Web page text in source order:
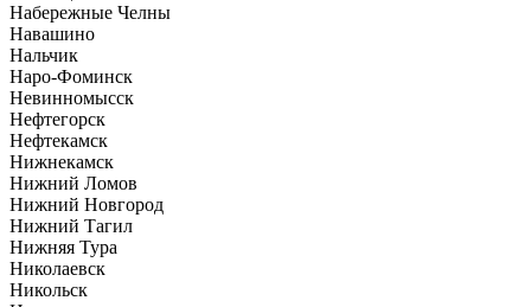
Набережные Челны
Навашино
Нальчик
Наро-Фоминск
Невинномысск
Нефтегорск
Нефтекамск
Нижнекамск
Нижний Ломов
Нижний Новгород
Нижний Тагил
Нижняя Тура
Николаевск
Никольск